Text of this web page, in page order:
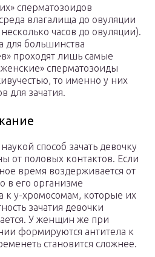
сперматозоидов
влагалища до овуляции
часов до овуляции).
для большинства
проходят лишь самые
сперматозоиды
то именно у них
для зачатия.
способ зачать девочку
от половых контактов. Если
время воздерживается от
в его организме
к у-хромосомам, которые их
зачатия девочки
У женщин же при
формируются антитела к
становится сложнее.